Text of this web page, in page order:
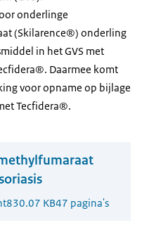
onderlinge
(Skilarence®) onderling
in het GVS met
Daarmee komt
voor opname op bijlage
Tecfidera®.
830.07 KB47 pagina's